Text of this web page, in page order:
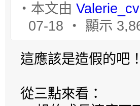
‧本文由
07-18 ‧ 顯示
這應該是造假的吧
從三點來看：